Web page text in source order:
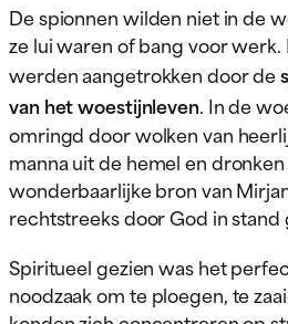
De spionnen wilden niet in de
ze lui waren of bang voor
werden aangetrokken door de
van het woestijnleven. In de
omringd door wolken van
manna uit de hemel en
wonderbaarlijke bron van
rechtstreeks door God in stand
Spiritueel gezien was het
noodzaak om te ploegen, te